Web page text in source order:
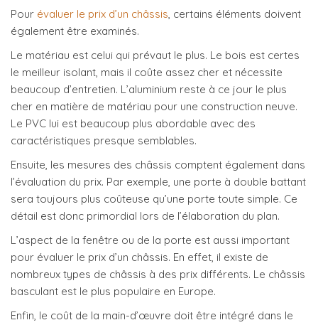
Pour évaluer le prix d’un châssis, certains éléments doivent
également être examinés.
Le matériau est celui qui prévaut le plus. Le bois est certes
le meilleur isolant, mais il coûte assez cher et nécessite
beaucoup d’entretien. L’aluminium reste à ce jour le plus
cher en matière de matériau pour une construction neuve.
Le PVC lui est beaucoup plus abordable avec des
caractéristiques presque semblables.
Ensuite, les mesures des châssis comptent également dans
l’évaluation du prix. Par exemple, une porte à double battant
sera toujours plus coûteuse qu’une porte toute simple. Ce
détail est donc primordial lors de l’élaboration du plan.
L’aspect de la fenêtre ou de la porte est aussi important
pour évaluer le prix d’un châssis. En effet, il existe de
nombreux types de châssis à des prix différents. Le châssis
basculant est le plus populaire en Europe.
Enfin, le coût de la main-d’œuvre doit être intégré dans le